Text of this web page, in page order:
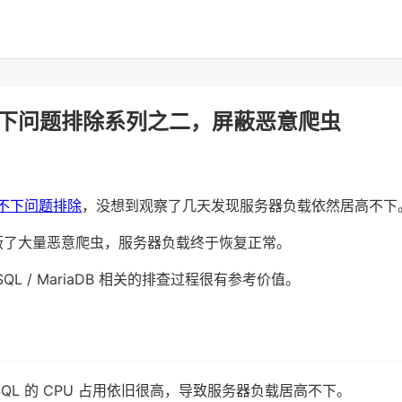
问题排除系列之二，屏蔽恶意爬虫
下问题排除，没想到观察了几天发现服务器负载依然居高不下
大量恶意爬虫，服务器负载终于恢复正常。
/ MariaDB 相关的排查过程很有参考价值。
的 CPU 占用依旧很高，导致服务器负载居高不下。